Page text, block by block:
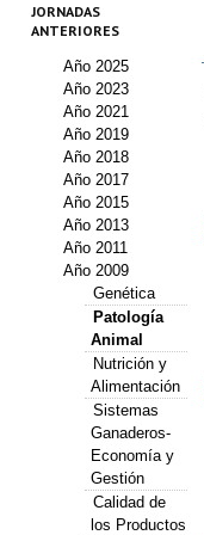
Cincuentenario AIDA
Organigrama
Estatutos
Hacerse socio
Noticias
Galería de Fotos
Web AIDA 2.0
REVISTA ITEA
Presentación ITEA
JORNADAS
ANTERIORES
Año 2025
Año 2023
Año 2021
Año 2019
Año 2018
Año 2017
Año 2015
Año 2013
Año 2011
Año 2009
Genética
Patología
Animal
Nutrición y
Alimentación
Sistemas
Ganaderos-
Economía y
Gestión
Calidad de
los Productos